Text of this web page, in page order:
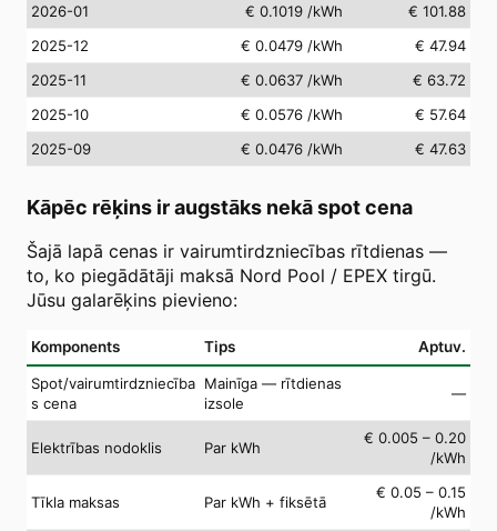
2026-01
€ 0.1019 /kWh
€ 101.88
2025-12
€ 0.0479 /kWh
€ 47.94
2025-11
€ 0.0637 /kWh
€ 63.72
2025-10
€ 0.0576 /kWh
€ 57.64
2025-09
€ 0.0476 /kWh € 47.63
Kāpēc rēķins ir augstāks nekā spot cena
Šajā lapā cenas ir vairumtirdzniecības rītdienas —
to, ko piegādātāji maksā Nord Pool / EPEX tirgū.
Jūsu galarēķins pievieno:
Komponents Tips Aptuv.
Spot/vairumtirdzniecība
s cena
Mainīga — rītdienas
izsole
—
Elektrības nodoklis Par kWh
€ 0.005 – 0.20
/kWh
Tīkla maksas Par kWh + fiksētā
€ 0.05 – 0.15
/kWh